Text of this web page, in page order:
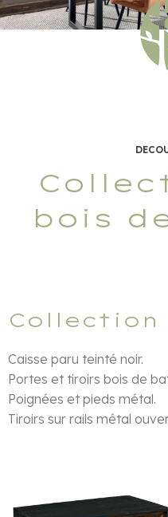
bois
Collection
Caisse paru teinté noir.
Portes et tiroirs bois de
Poignées et pieds métal.
Tiroirs sur rails métal